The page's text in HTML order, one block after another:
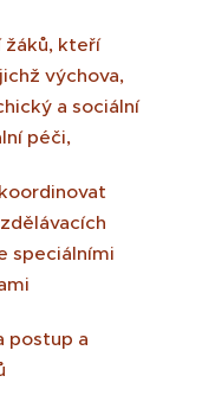
žáků, kteří
výchova,
a sociální
péči,
speciálními
postup a